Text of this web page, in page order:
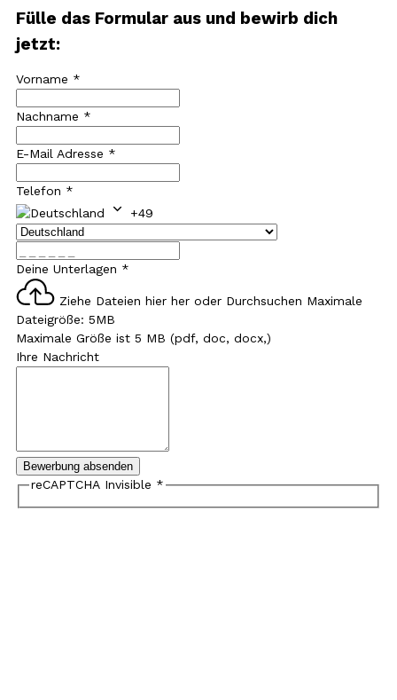
Fülle das Formular aus und bewirb dich
jetzt:
Vorname *
Nachname *
E-Mail Adresse *
Telefon *
+49
Deine Unterlagen *
Ziehe Dateien hier her oder Durchsuchen Maximale
Dateigröße: 5MB
Maximale Größe ist 5 MB (pdf, doc, docx,)
Ihre Nachricht
Bewerbung absenden
reCAPTCHA Invisible *